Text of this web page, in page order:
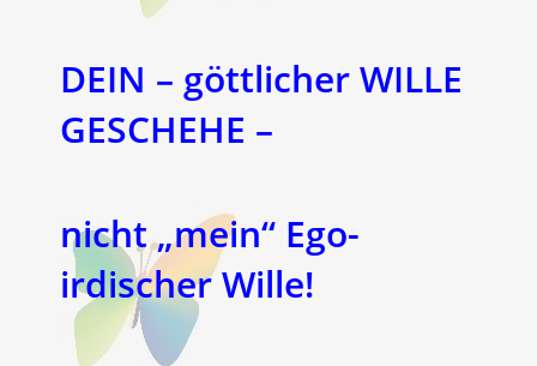
DEIN – göttlicher WILLE
GESCHEHE –
nicht „mein“ Ego-
irdischer Wille!